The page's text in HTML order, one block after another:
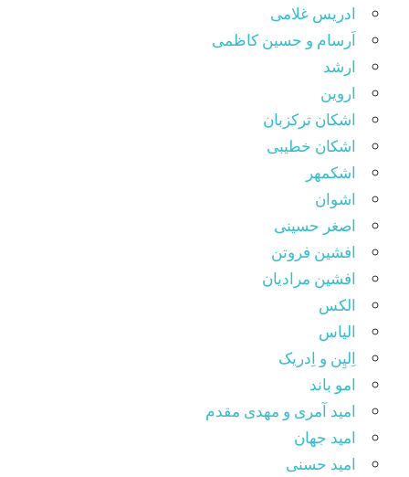
ادریس غلامی
اَرسام و حسین کاظمی
ارشد
اروین
اشکان ترکزبان
اشکان خطیبی
اشکمهر
اشوان
اصغر حسینی
افشین فروتن
افشین مرادیان
الکس
الیاس
اِلیِن و اِدریک
امو باند
امید آمری و مهدی مقدم
امید جهان
امید حسنی